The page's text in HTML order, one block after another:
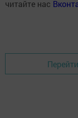
читайте нас